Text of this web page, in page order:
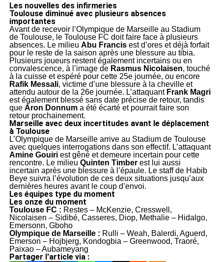
Les nouvelles des infirmeries
Toulouse diminué avec plusieurs absences
importantes
Avant de recevoir l’Olympique de Marseilleau Stadium
de Toulouse, le Toulouse FC doit faire face à plusieurs
absences. Le milieu Abu Francisest d’ores et déjà forfait
pour le reste de la saison après une blessure au tibia.
Plusieurs joueurs restent également incertains ou en
convalescence, à l’image de Rasmus Nicolaisen, touché
à la cuisse et espéré pour cette 25e journée, ou encore
Rafik Messali, victime d’une blessure à la cheville et
attendu autour de la 26e journée. L’attaquant Frank Magri
est également blessé sans date précise de retour, tandis
que Aron Donnuma été écarté et pourrait faire son
retour prochainement.
Marseille avec deux incertitudes avant le déplacement
à Toulouse
L’Olympique de Marseillearrive au Stadium de Toulouse
avec quelques interrogations dans son effectif. L’attaquant
Amine Gouiriest gêné et demeure incertain pour cette
rencontre. Le milieu Quinten Timberest lui aussi
incertain après une blessure à l’épaule. Le staff de Habib
Beyesuivra l’évolution de ces deux situations jusqu’aux
dernières heures avant le coup d’envoi.
Les équipes type du moment
Les onze du moment
Toulouse FC : Restes – McKenzie, Cresswell,
Nicolaisen – Sidibé, Casseres, Diop, Methalie – Hidalgo,
Emersonn, Gboho
Olympique de Marseille : Rulli – Weah, Balerdi, Aguerd,
Emerson – Hojbjerg, Kondogbia – Greenwood, Traoré,
Paixao – Aubameyang
Partager l'article via :